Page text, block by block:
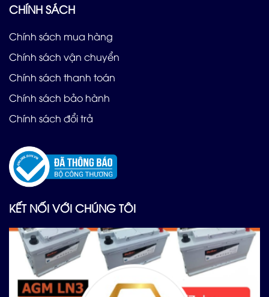
CHÍNH SÁCH
Chính sách mua hàng
Chính sách vận chuyển
Chính sách thanh toán
Chính sách bảo hành
Chính sách đổi trả
KẾT NỐI VỚI CHÚNG TÔI